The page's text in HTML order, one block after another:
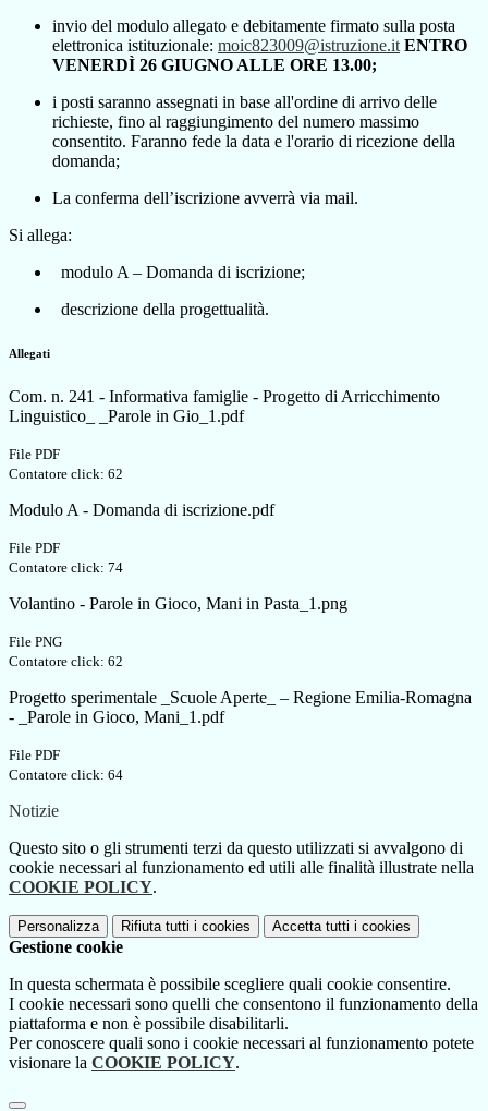
invio del modulo allegato e debitamente firmato sulla posta
elettronica istituzionale: moic823009@istruzione.it ENTRO
VENERDÌ 26 GIUGNO ALLE ORE 13.00;
i posti saranno assegnati in base all'ordine di arrivo delle
richieste, fino al raggiungimento del numero massimo
consentito. Faranno fede la data e l'orario di ricezione della
domanda;
La conferma dell’iscrizione avverrà via mail.
Si allega:
modulo A – Domanda di iscrizione;
descrizione della progettualità.
Allegati
Com. n. 241 - Informativa famiglie - Progetto di Arricchimento
Linguistico_ _Parole in Gio_1.pdf
File PDF
Contatore click: 62
Modulo A - Domanda di iscrizione.pdf
File PDF
Contatore click: 74
Volantino - Parole in Gioco, Mani in Pasta_1.png
File PNG
Contatore click: 62
Progetto sperimentale _Scuole Aperte_ – Regione Emilia-Romagna
- _Parole in Gioco, Mani_1.pdf
File PDF
Contatore click: 64
Notizie
Questo sito o gli strumenti terzi da questo utilizzati si avvalgono di
cookie necessari al funzionamento ed utili alle finalità illustrate nella
COOKIE POLICY.
Personalizza Rifiuta tutti i cookies Accetta tutti i cookies
Gestione cookie
In questa schermata è possibile scegliere quali cookie consentire.
I cookie necessari sono quelli che consentono il funzionamento della
piattaforma e non è possibile disabilitarli.
Per conoscere quali sono i cookie necessari al funzionamento potete
visionare la COOKIE POLICY.